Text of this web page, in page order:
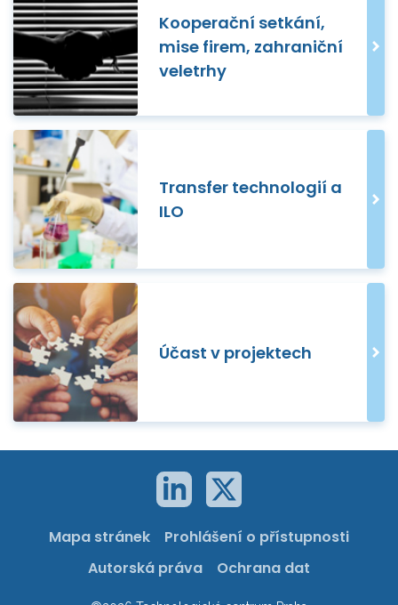
Kooperační setkání,
mise firem, zahraniční
veletrhy
Transfer technologií a
ILO
Účast v projektech
Mapa stránek
Prohlášení o přístupnosti
Autorská práva
Ochrana dat